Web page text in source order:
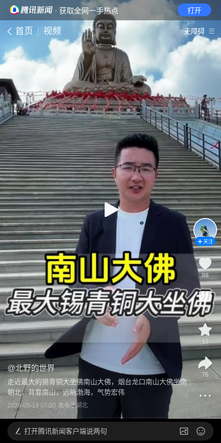
· 获取全网一手热点 打开
首页 视频 无障碍
@北野的世界
走近最大的锡青铜大坐佛南山大佛，烟台龙口南山大佛坐南
朝北，背靠南山，远眺渤海，气势宏伟
2026-05-19 07:00 发布于湖北
关注
88
12
13
76
打开腾讯新闻客户端说两句